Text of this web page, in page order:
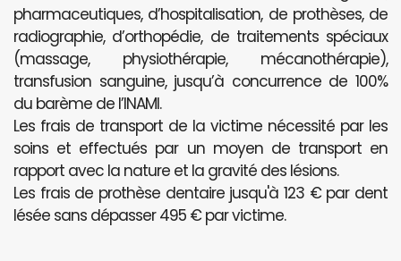
pharmaceutiques, d’hospitalisation, de prothèses, de
radiographie, d’orthopédie, de traitements spéciaux
(massage, physiothérapie, mécanothérapie),
transfusion sanguine, jusqu’à concurrence de 100%
du barème de l’INAMI.
Les frais de transport de la victime nécessité par les
soins et effectués par un moyen de transport en
rapport avec la nature et la gravité des lésions.
Les frais de prothèse dentaire jusqu'à 123 € par dent
lésée sans dépasser 495 € par victime.